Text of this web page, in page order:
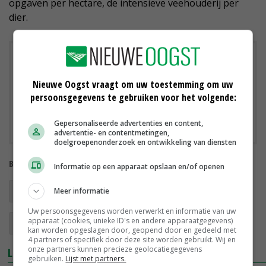
opgaven per hectare, de intensieve veehouderij per
dier.
Rapport WUR - Doelsturing in de landbouw
Samenvatting rapport WUR - Doelsturing in de Landbouw
Bekijk meer over:
doelsturing stikstofaanpak
landbouwpolitiek
LEES OOK
Nieuwe Oogst vraagt om uw toestemming om uw
persoonsgegevens te gebruiken voor het volgende:
Gepersonaliseerde advertenties en content,
advertentie- en contentmetingen,
doelgroepenonderzoek en ontwikkeling van diensten
Informatie op een apparaat opslaan en/of openen
Meer informatie
Uw persoonsgegevens worden verwerkt en informatie van uw
apparaat (cookies, unieke ID's en andere apparaatgegevens)
kan worden opgeslagen door, geopend door en gedeeld met
4 partners of specifiek door deze site worden gebruikt. Wij en
onze partners kunnen precieze geolocatiegegevens
gebruiken. Lijst met partners.